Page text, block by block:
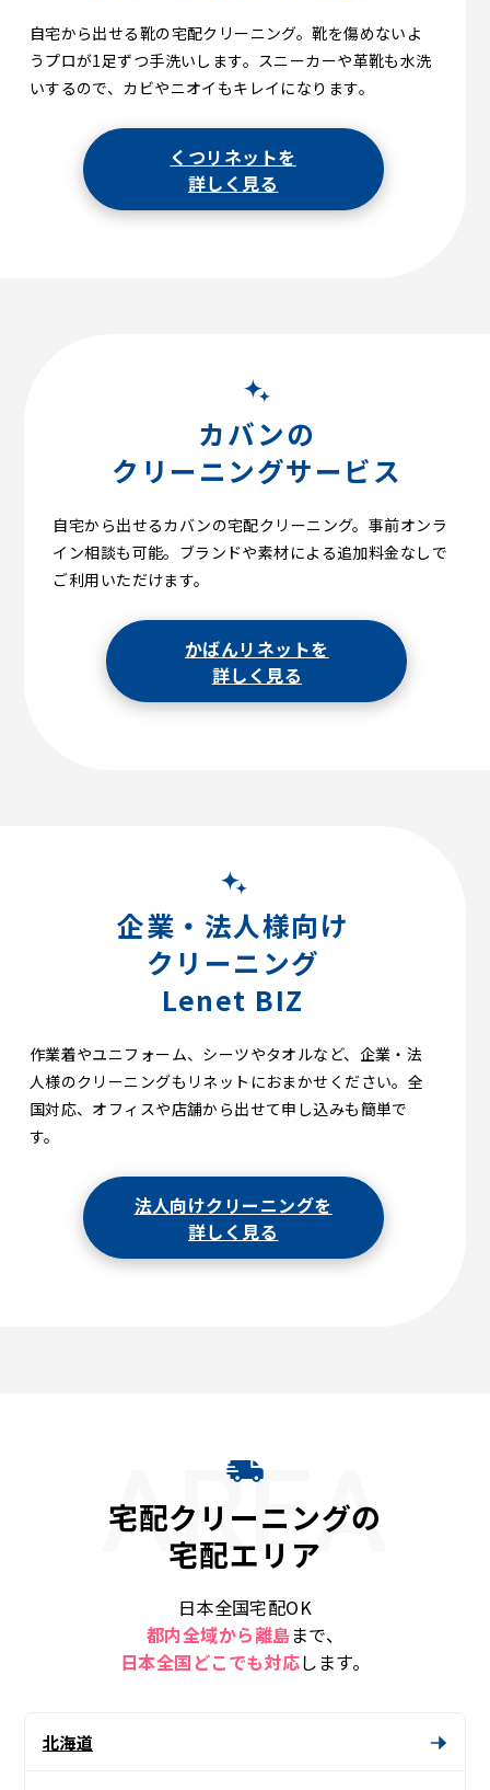
自宅から出せる靴の宅配クリーニング。靴を傷めないよ
うプロが1足ずつ手洗いします。スニーカーや革靴も水洗
いするので、カビやニオイもキレイになります。
くつリネットを
詳しく見る
カバンの
クリーニングサービス
自宅から出せるカバンの宅配クリーニング。事前オンラ
イン相談も可能。ブランドや素材による追加料金なしで
ご利用いただけます。
かばんリネットを
詳しく見る
企業・法人様向け
クリーニング
Lenet BIZ
作業着やユニフォーム、シーツやタオルなど、企業・法
人様のクリーニングもリネットにおまかせください。全
国対応、オフィスや店舗から出せて申し込みも簡単で
す。
法人向けクリーニングを
詳しく見る
AREA
宅配クリーニングの
宅配エリア
日本全国宅配OK
都内全域から離島まで、
日本全国どこでも対応します。
北海道